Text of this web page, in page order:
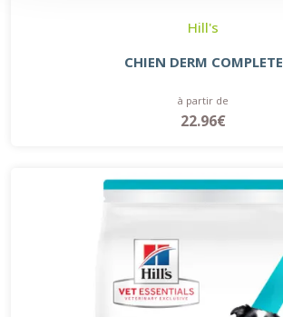
Hill's
CHIEN DERM COMPLETE
à partir de
22.96€